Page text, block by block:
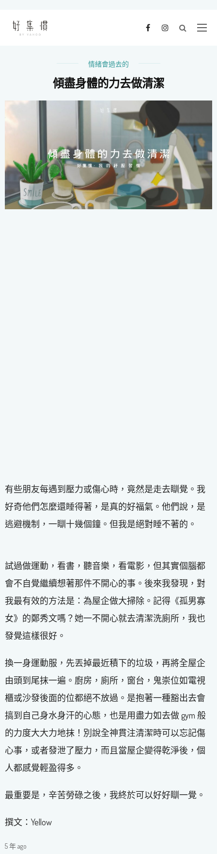
情緒會過去的
傾盡身體的力去做清潔
有些朋友每遇到壓力或傷心時，竟然是走去瞓覺。我
好奇他們怎麼還睡得著，是真的好福氣。他們說，是
逃避機制，一瞓十幾個鐘。但我是絕對睡不著的。
試過做運動，看書，聽音樂，看電影，但其實個腦都
會不自覺繼續想著那件不開心的事。後來我發現，對
我最有效的方法是：為屋企做大掃除。記得《孤男寡
女》的鄭秀文嗎？她一不開心就去清潔洗廁所，我也
發覺這樣很好。
換一身運動服，先丟掉最近積下的垃圾，再將全屋企
由頭到尾抹一遍。廚房，廁所，窗台，鬼崇位如電視
櫃或沙發後面的位都絕不放過。是抱著一種豁出去會
搞到自己身水身汗的心態，也是用盡力如去做 gym 般
的力度大大力地抹！別說全神貫注清潔時可以忘記傷
心事，或者發泄了壓力，而且當屋企變得乾淨後，個
人都感覺輕盈得多。
最重要是，辛苦勞碌之後，我終於可以好好瞓一覺。
撰文：Yellow
5 年 ago